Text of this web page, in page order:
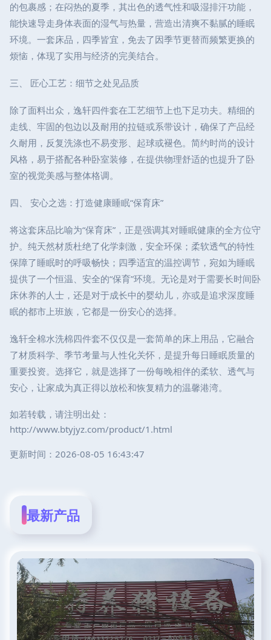
的包裹感；在闷热的夏季，其出色的透气性和吸湿排汗功能，
能快速导走身体表面的湿气与热量，营造出清爽不黏腻的睡眠
环境。一套床品，四季皆宜，免去了因季节更替而频繁更换的
烦恼，体现了实用与经济的完美结合。
三、 匠心工艺：细节之处见品质
除了面料出众，逸轩四件套在工艺细节上也下足功夫。精细的
走线、牢固的包边以及耐用的拉链或系带设计，确保了产品经
久耐用，反复洗涤也不易变形、起球或褪色。简约时尚的设计
风格，易于搭配各种卧室装修，在提供物理舒适的也提升了卧
室的视觉美感与整体格调。
四、 安心之选：打造健康睡眠“保育床”
将这套床品比喻为“保育床”，正是强调其对睡眠健康的全方位守
护。纯天然材质杜绝了化学刺激，安全环保；柔软透气的特性
保障了睡眠时的呼吸畅快；四季适宜的温控调节，宛如为睡眠
提供了一个恒温、安全的“保育”环境。无论是对于需要长时间卧
床休养的人士，还是对于成长中的婴幼儿，亦或是追求深度睡
眠的都市上班族，它都是一份安心的选择。
逸轩全棉水洗棉四件套不仅仅是一套简单的床上用品，它融合
了材质科学、季节考量与人性化关怀，是提升每日睡眠质量的
重要投资。选择它，就是选择了一份每晚相伴的柔软、透气与
安心，让家成为真正得以放松和恢复精力的温馨港湾。
如若转载，请注明出处：
http://www.btyjyz.com/product/1.html
更新时间：2026-08-05 16:43:47
最新产品